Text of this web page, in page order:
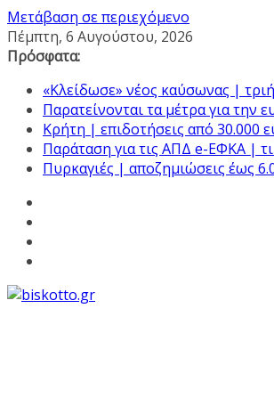
Μετάβαση σε περιεχόμενο
Πέμπτη, 6 Αυγούστου, 2026
Πρόσφατα:
«Κλείδωσε» νέος καύσωνας |
Παρατείνονται τα μέτρα για την
Κρήτη | επιδοτήσεις από 30.000
Παράταση για τις ΑΠΔ e-ΕΦΚΑ | τι
Πυρκαγιές | αποζημιώσεις έως